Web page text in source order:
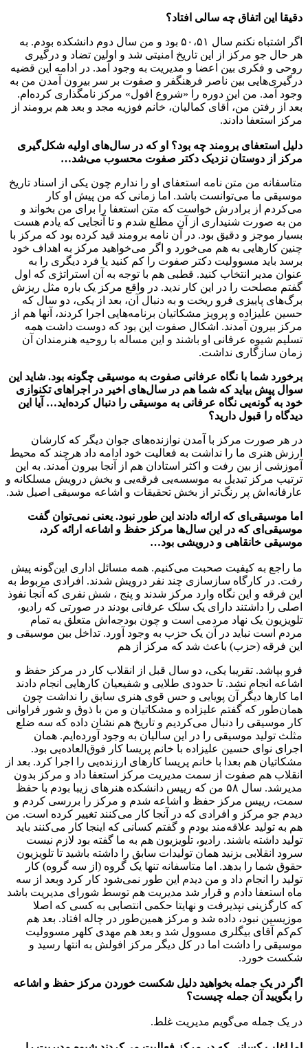
دقیقا این اتفاق چه سالی افتاد؟
اگر اشتباه نکنم سال ۵۰،۵۱ بود و من سال دوم دانشکده بودم. به
هر حال جو مرکز از این تاریخ امنیتی شد و اولین تضاد و درگیری
روحی و فکری بین اعضا و مدیریت به وجود آمد. در ادامه این قضیه
درگیری‌هایی بین ناصر فرهنگفر و صفوت بر سر بیرون آمدن من به
وجود آمد. من این دوره را «شروع افول» مرکز نامگذاری کرده‌ام.
بعد از رفتن من، آقای کمالیان، خانم فوزیه مجد و بعد هم برومند از
مرکز استعفا دادند.
دلیل استعفای برومند چه بود؟ او که در سال‌های اولیه شکل‌گیری
مرکز از دوستان نزدیک دکتر صفوت محسوب می‌شد…
متاسفانه من متن نامه استعفای او را ندارم چون یکی از اسناد تاریخ
موسیقی ما می‌توانست باشد. اما زمانی که من پیش او کار
می‌کردم از برادرش خواست که متن استعفا را برای من بخواند و
من به صورت شنیداری از آن مطلع شدم و تا آنجایی که یادم هست
بسیار موجز و دقیق بود. در آن نامه برومند قید کرده بود که مرکز با
چنین کارهایی به هم می‌خورد و اگر می‌خواهید مرکز به اهداف خود
برسد باید مسوولیت دکتر صفوت را کم کنید یا فرد دیگری را به
عنوان مدیر انتخاب کنید. قطبی هم با توجه به آن استراتژی که اول
گفتم مصلحت را در این کار ندید. در واقع مرکز یک باره مثل ریزش
برگ‌های پاییزی فرو ریخت و به دنبال آن، بعد از یکی، دو سال که
حسین علیزاده و پرویز مشکاتیان برنامه‌هایی اجرا کردند، آنها هم از
مرکز بیرون آمدند. اشکال صفوت این بود که دوست داشت همه
تسلیم شیوه عرفانی او باشند و این مساله با روحیه هنرمندان آن
زمان سازگاری نداشت.
برخورد شما با نگاه عرفانی صفوت به موسیقی چگونه بود. شاید این
سوال پیش بیاید که شما هم در سال‌های اخیر در اجراهای تکنوازی
خود به گونه‌یی نگاه عرفانی به موسیقی را دنبال کرده‌اید… آیا این
دیدگاه را قبول دارید؟
در هر صورت مرکز با آمدن نوازنده‌های جوان دیگر که کارشان
ارزش هنری ما را نداشت به فعالیت خود ادامه داد هرچند که محیط
آموزشی از بین رفت و اکثر استادان هم از آنجا بیرون آمدند. به این
ترتیب مرکز تبدیل به موسسه‌یی فرقه‌یی و بخش درویش مسلکانه و
عارفانه‌اش پر رنگ‌تر از بخش تحقیقات و اشاعه موسیقی اصیل شد.
اما موسیقی‌ای که ارائه دادند این طور نبود. یعنی نمی‌توان گفت
موسیقی‌ای که در این سال‌ها مرکز حفظ و اشاعه ارائه کرد،
موسیقی خانقاهی و درویشی بود…
ما راجع به کیفیت صحبت می‌کنیم. همه مسائل اداری این‌گونه پیش
رفت. در کارگاه سازسازی چند نفر درویش شدند. افرادی مربوط به
این فرقه و این نگاه وارد مرکز شدند و پنج ، شش نفری که آنجا نفوذ
اصلی را داشتند دارای یک سلک عرفانی بودند در صورتی که رادیو،
تلویزیون یک نهاد مردمی است و چون بودجه‌اش متعلق به تمام
مردم است نباید در آن یک حزب به وجود آورد. تداخل بین موسیقی و
این فرقه (حزب) باعث شد که مرکز از هم
فرو بپاشد. تقریبا یکی، دو سال قبل از انقلاب کار در مرکز حفظ و
اشاعه انجام نشد. تا حدودی طلایی و شفیعیان کارهایی انجام دادند
اما کارها دیگر آن پویایی و حس قوی هنری سابق را نداشت چون
همان‌طور که گفتم علیزاده و مشکاتیان و من با ذوق و شور فراوانی
کار موسیقی را دنبال می‌کردیم و تاریخ هم نشان داده که سه ضلع
مثلث تولید موسیقی را در این سالیان به وجود آورده‌ایم. همان
اجرای نوای حسین علیزاده با خانم پریسا کار فوق‌العاده‌یی بود.
مشکاتیان هم بعدا با خانم پریسا کارهای ارزنده‌یی را اجرا کرد. بعد از
انقلاب هم صفوت از سمت مدیریت مرکز استعفا داد و مرکز بدون
مدیرشد. سال ۵۸ من که رییس دانشکده هنرهای زیبا بودم با حفظ
سمت، رییس مرکز حفظ و اشاعه شدم و مرکز را بررسی کردم و
دیدم جو مرکز و افرادی که در آنجا کار می‌کنند تغییر کرده است. من
هم به تولید علاقه‌مند بودم و گفتم کسانی که اینجا کار می‌کنند باید
تولید داشته باشند. رادیو، تلویزیون هم به ما گفته بود لازم نیست
سرود انقلابی بزنید همان تولیدات سابق را داشته باشید تا تلویزیون
حقوق شما را بدهد. اما متاسفانه تنها یک گروه (از سه گروه) کار
تولید را انجام داد و من دیدم این طور نمی‌شود کار کرد وبعد از سه
ماه استعفا دادم و قرار شد مدیریت هم توسط شورای مدیریت باشد
که کارگزینی نپذیرفت و نهایتا حکمی انتصابی به کسی که اصلا
موزیسین نبود، داده شد و مرکز همین‌طور در چاله افتاد. بعد هم
کم‌کم آقای بیگلری مسوول شد و بعد هم مهدی کلهر مسوولیت
موسیقی را داشت اما در کل دیگر مرکز افولش به انتها رسید و
شکست خورد.
اگر در یک جمله بخواهید دلیل شکست خوردن مرکز حفظ و اشاعه
را بگویید آن جمله چیست؟
در یک جمله می‌گویم مدیریت غلط.